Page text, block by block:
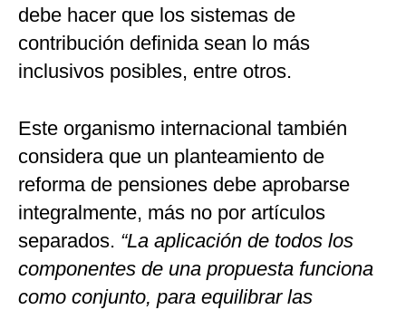
debe hacer que los sistemas de
contribución definida sean lo más
inclusivos posibles, entre otros.
Este organismo internacional también
considera que un planteamiento de
reforma de pensiones debe aprobarse
integralmente, más no por artículos
separados. “La aplicación de todos los
componentes de una propuesta funciona
como conjunto, para equilibrar las